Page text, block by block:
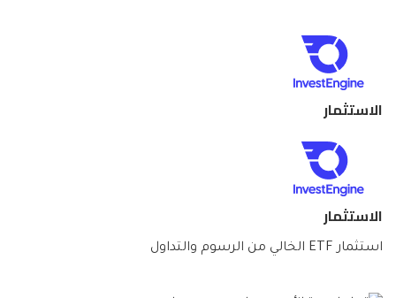
الاستثمار
الاستثمار
استثمار ETF الخالي من الرسوم والتداول